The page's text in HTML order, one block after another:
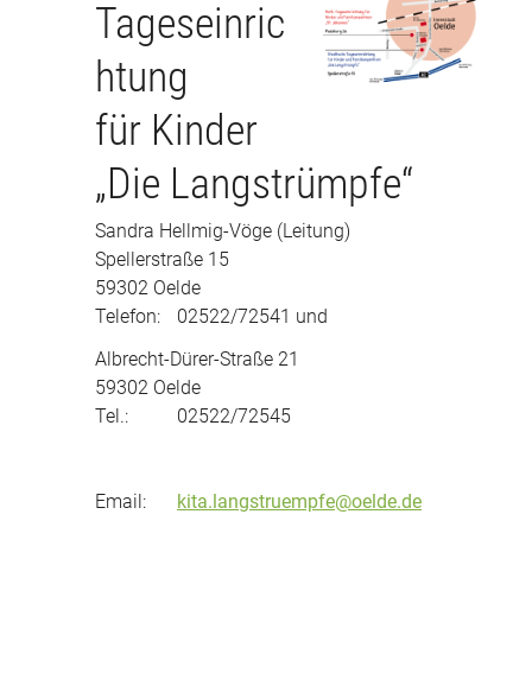
Tageseinric
htung
für Kinder
„Die Langstrümpfe“
Sandra Hellmig-Vöge (Leitung)
Spellerstraße 15
59302 Oelde
Telefon:
02522/72541 und
Albrecht-Dürer-Straße 21
59302 Oelde
Tel.:
02522/72545
Email: kita.langstruempfe@oelde.de